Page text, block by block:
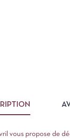
vous propose de